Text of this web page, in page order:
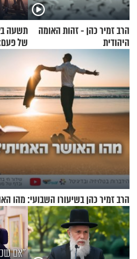
הרב זמיר כהן - זהות האומה
היהודית
תשעה
של
הזיתים
הרב זמיר כהן בשיעורו השבועי: מהו